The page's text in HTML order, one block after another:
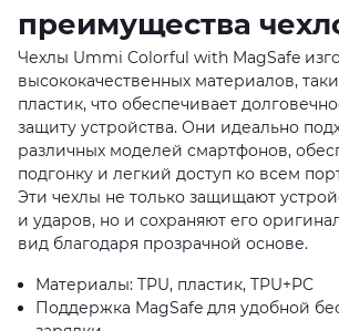
преимущества
Чехлы Ummi Colorful with MagSafe
высококачественных материалов,
пластик, что обеспечивает
защиту устройства. Они идеально
различных моделей смартфонов,
подгонку и легкий доступ ко всем
Эти чехлы не только защищают
и ударов, но и сохраняют его
вид благодаря прозрачной основе.
Материалы: TPU, пластик, TPU+PC
Поддержка MagSafe для удобной